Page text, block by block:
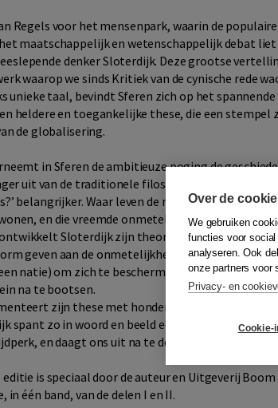
Regels voor het mensenpark, waarin de
maatschappelijk en wetenschappelijk debat
denker Sloterdijk. Deze grootse
waarop we sinds Kritiek van de cynische rede
unieke taal, bevindt Sferen zich op het
heldere en toegankelijke these, die een stempel
de globalisering.
in Sferen de ambitieuze poging de
uit van de traditionele filosofische vraag ‘Wat is
belangrijker. Waar leven de mensen nadat ze
en die vreemde onmetelijke ruimte tot hun
Sloterdijk zijn theorie van de sferen: de
geven aan de onmetelijkheid van de wereld.
natie) om zich te beschermen tegen de anderen
na te bootsen.
zijn these met honderden illustraties, die
spant zo in woord en beeld een fascinerende
en daagt ons uit na te denken over de
editie is speciaal door de auteur en Uitgeverij
in één band, van de delen I en II.
Over de
We gebruiken
functies voor
analyseren. Ook
onze partners voor
Privacy- en
Cookie-